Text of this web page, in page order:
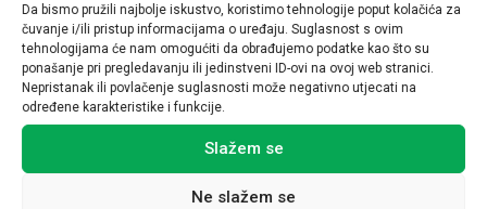
Da bismo pružili najbolje iskustvo, koristimo tehnologije poput kolačića za
čuvanje i/ili pristup informacijama o uređaju. Suglasnost s ovim
tehnologijama će nam omogućiti da obrađujemo podatke kao što su
ponašanje pri pregledavanju ili jedinstveni ID-ovi na ovoj web stranici.
Nepristanak ili povlačenje suglasnosti može negativno utjecati na
određene karakteristike i funkcije.
Slažem se
Ne slažem se
Tip
obična
Povezani proizvodi